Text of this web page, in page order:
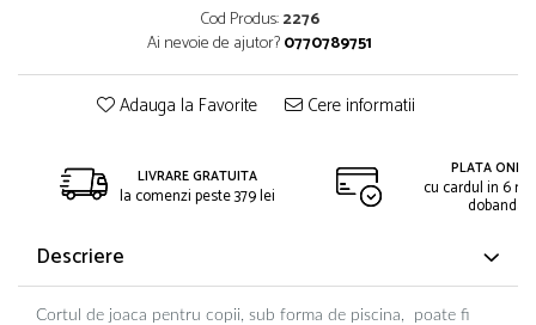
Cod Produs:2276
Ai nevoie de ajutor?0770789751
Adauga la Favorite Cere informatii
LIVRARE GRATUITA
la comenzi peste 379 lei
PLATA
cu cardul in 6
dobanda
Descriere
Cortul de joaca pentru copii, sub forma de piscina, poate fi